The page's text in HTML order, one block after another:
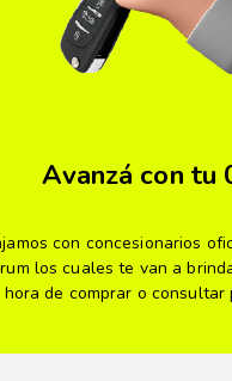
Avanzá con tu
con concesionarios
los cuales te van a
hora de comprar o consultar